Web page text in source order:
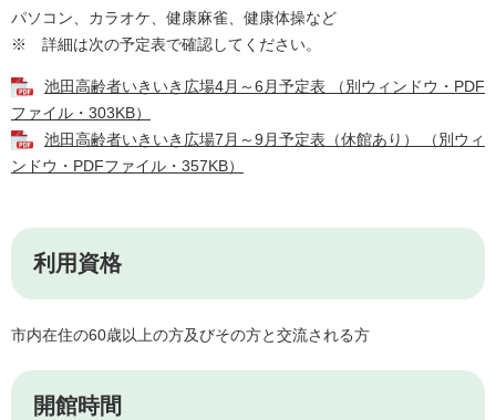
パソコン、カラオケ、健康麻雀、健康体操など
※ 詳細は次の予定表で確認してください。
池田高齢者いきいき広場4月～6月予定表 （別ウィンドウ・PDF
ファイル・303KB）
池田高齢者いきいき広場7月～9月予定表（休館あり） （別ウィ
ンドウ・PDFファイル・357KB）
利用資格
市内在住の60歳以上の方及びその方と交流される方
開館時間